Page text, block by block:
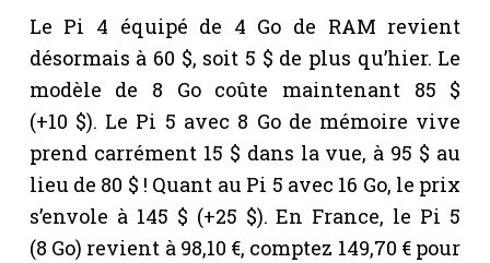
Le Pi 4 équipé de 4 Go de RAM revient
désormais à 60 $, soit 5 $ de plus qu’hier. Le
modèle de 8 Go coûte maintenant 85 $
(+10 $). Le Pi 5 avec 8 Go de mémoire vive
prend carrément 15 $ dans la vue, à 95 $ au
lieu de 80 $ ! Quant au Pi 5 avec 16 Go, le prix
s’envole à 145 $ (+25 $). En France, le Pi 5
(8 Go) revient à 98,10 €, comptez 149,70 € pour